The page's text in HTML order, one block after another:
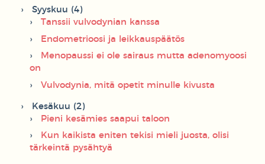
Syyskuu (4)
Tanssii vulvodynian kanssa
Endometrioosi ja leikkauspäätös
Menopaussi ei ole sairaus mutta adenomyoosi
on
Vulvodynia, mitä opetit minulle kivusta
Kesäkuu (2)
Pieni kesämies saapui taloon
Kun kaikista eniten tekisi mieli juosta, olisi
tärkeintä pysähtyä